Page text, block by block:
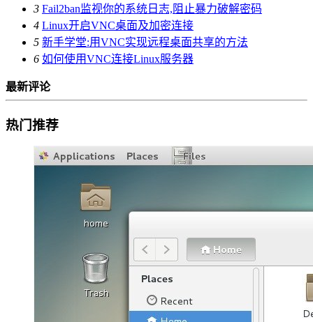
3 Fail2ban监视你的系统日志,阻止暴力破解密码
4 Linux开启VNC桌面及加密连接
5 新手学堂:用VNC实现远程桌面共享的方法
6 如何使用VNC连接Linux服务器
最新评论
热门推荐